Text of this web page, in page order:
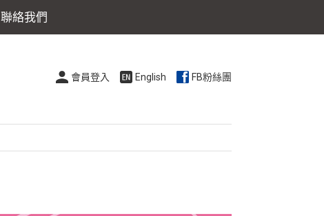
聯絡我們
會員登入 English FB粉絲團